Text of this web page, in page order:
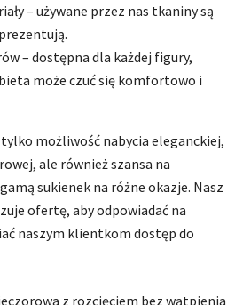
– używane przez nas tkaniny są
– dostępna dla każdej figury,
może czuć się komfortowo i
możliwość nabycia eleganckiej,
ale również szansa na
sukienek na różne okazje. Nasz
ofertę, aby odpowiadać na
naszym klientkom dostęp do
z rozcięciem bez wątpienia